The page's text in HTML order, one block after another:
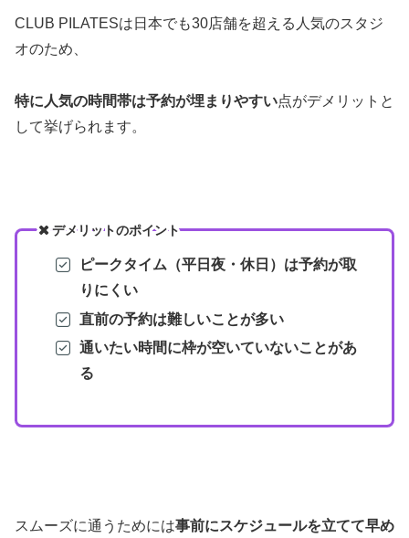
CLUB PILATESは日本でも30店舗を超える人気のスタジ
オのため、
特に人気の時間帯は予約が埋まりやすい点がデメリットと
して挙げられます。
デメリットのポイント
ピークタイム（平日夜・休日）は予約が取
りにくい
直前の予約は難しいことが多い
通いたい時間に枠が空いていないことがあ
る
スムーズに通うためには事前にスケジュールを立てて早め